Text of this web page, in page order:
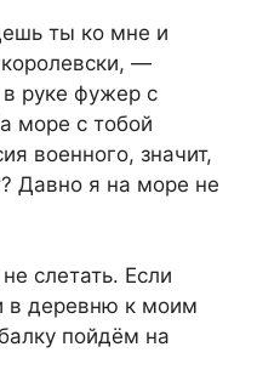
ты ко мне и
—
руке фужер с
море с тобой
военного, значит,
Давно я на море не
слетать. Если
в деревню к моим
пойдём на